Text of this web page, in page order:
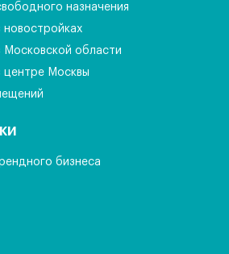
назначения
области
центре Москвы
бизнеса